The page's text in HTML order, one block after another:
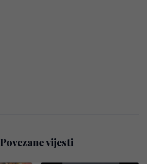
Povezane vijesti